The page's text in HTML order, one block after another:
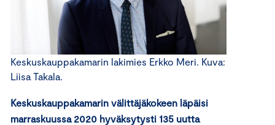
Keskuskauppakamarin lakimies Erkko Meri. Kuva:
Liisa Takala.
Keskuskauppakamarin välittäjäkokeen läpäisi
marraskuussa 2020 hyväksytysti 135 uutta